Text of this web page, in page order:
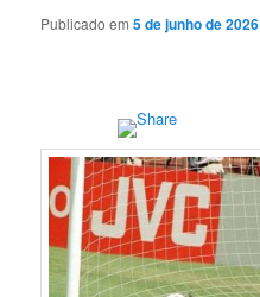
Publicado em5 de junho de 2026